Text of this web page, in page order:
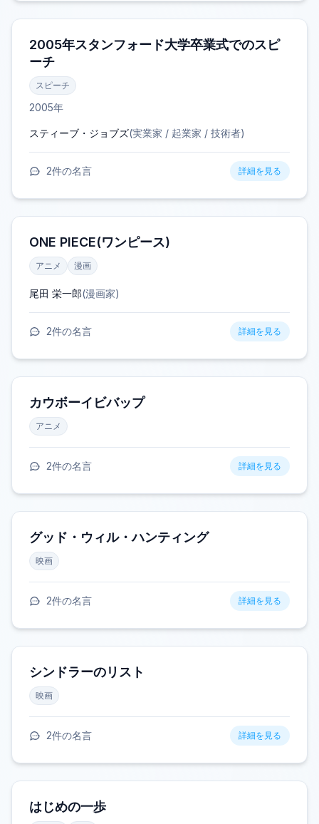
2005年スタンフォード大学卒業式でのスピ
ーチ
スピーチ
2005年
スティーブ・ジョブズ(実業家 / 起業家 / 技術者)
2件の名言 詳細を見る
ONE PIECE(ワンピース)
アニメ 漫画
尾田 栄一郎(漫画家)
2件の名言 詳細を見る
カウボーイビバップ
アニメ
2件の名言 詳細を見る
グッド・ウィル・ハンティング
映画
2件の名言 詳細を見る
シンドラーのリスト
映画
2件の名言 詳細を見る
はじめの一歩